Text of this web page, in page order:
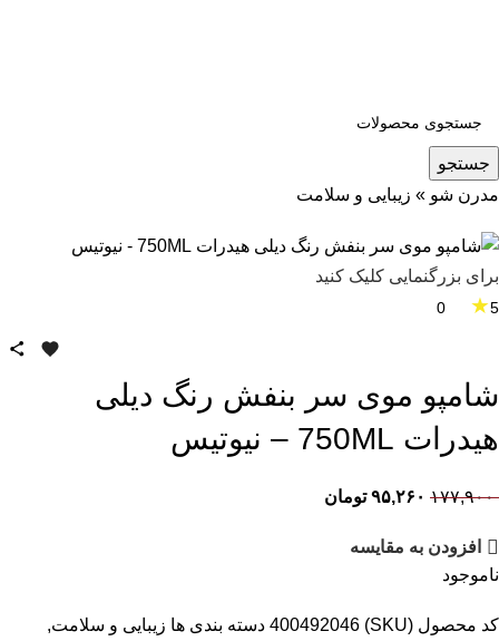
جستجو
مدرن شو » زیبایی و سلامت
برای بزرگنمایی کلیک کنید
5
★
شامپو موی سر بنفش رنگ دیلی
هیدرات 750ML – نیوتیس
۱۷۷,۹۰۰ ۹۵,۲۶۰ تومان
افزودن به مقایسه
ناموجود
کد محصول (SKU) 400492046 دسته بندی ها زیبایی و سلامت,